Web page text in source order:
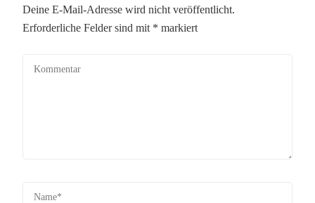
Deine E-Mail-Adresse wird nicht veröffentlicht.
Erforderliche Felder sind mit * markiert